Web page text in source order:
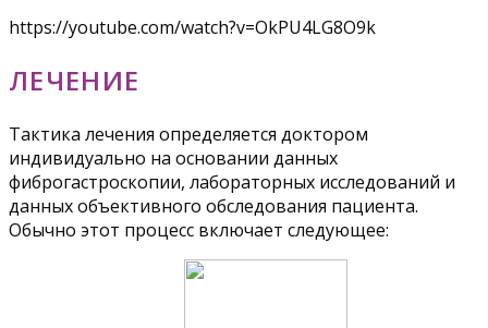
https://youtube.com/watch?v=OkPU4LG8O9k
ЛЕЧЕНИЕ
Тактика лечения определяется доктором
индивидуально на основании данных
фиброгастроскопии, лабораторных исследований и
данных объективного обследования пациента.
Обычно этот процесс включает следующее: